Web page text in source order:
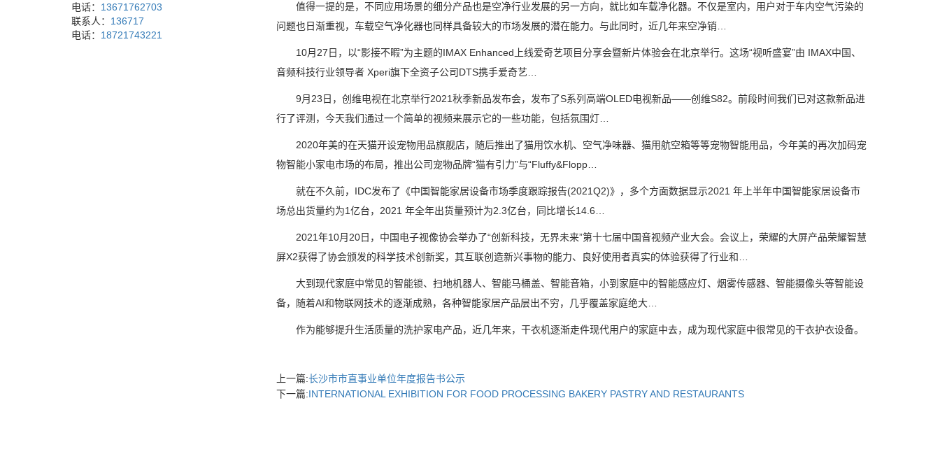
值得一提的是，不同应用场景的细分产品也是空净行业发展的另一方向，就比如车载净化器。不仅是室内，用户对于车内空气污染的
问题也日渐重视，车载空气净化器也同样具备较大的市场发展的潜在能力。与此同时，近几年来空净销…
10月27日，以“影接不暇”为主题的IMAX Enhanced上线爱奇艺项目分享会暨新片体验会在北京举行。这场“视听盛宴”由 IMAX中国、
音频科技行业领导者 Xperi旗下全资子公司DTS携手爱奇艺…
9月23日，创维电视在北京举行2021秋季新品发布会，发布了S系列高端OLED电视新品——创维S82。前段时间我们已对这款新品进
行了评测，今天我们通过一个简单的视频来展示它的一些功能，包括氛围灯…
2020年美的在天猫开设宠物用品旗舰店，随后推出了猫用饮水机、空气净味器、猫用航空箱等等宠物智能用品，今年美的再次加码宠
物智能小家电市场的布局，推出公司宠物品牌“猫有引力”与“Fluffy&Flopp…
就在不久前，IDC发布了《中国智能家居设备市场季度跟踪报告(2021Q2)》，多个方面数据显示2021 年上半年中国智能家居设备市
场总出货量约为1亿台，2021 年全年出货量预计为2.3亿台，同比增长14.6…
2021年10月20日，中国电子视像协会举办了“创新科技，无界未来”第十七届中国音视频产业大会。会议上，荣耀的大屏产品荣耀智慧
屏X2获得了协会颁发的科学技术创新奖，其互联创造新兴事物的能力、良好使用者真实的体验获得了行业和…
大到现代家庭中常见的智能锁、扫地机器人、智能马桶盖、智能音箱，小到家庭中的智能感应灯、烟雾传感器、智能摄像头等智能设
备，随着AI和物联网技术的逐渐成熟，各种智能家居产品层出不穷，几乎覆盖家庭绝大…
作为能够提升生活质量的洗护家电产品，近几年来，干衣机逐渐走件现代用户的家庭中去，成为现代家庭中很常见的干衣护衣设备。
上一篇:长沙市市直事业单位年度报告书公示
下一篇:INTERNATIONAL EXHIBITION FOR FOOD PROCESSING BAKERY PASTRY AND RESTAURANTS
电话： 13671762703
联系人： 136717
电话： 18721743221